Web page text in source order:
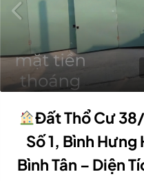
Đất Thổ Cư
Số 1, Bình Hưng
Bình Tân – Diện